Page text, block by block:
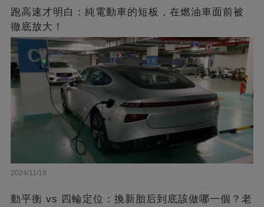
跑高速才明白：純電動車的短板，在燃油車面前被
徹底放大！
2024/11/18
動平衡 vs 四輪定位：換新胎后到底該做哪一個？老